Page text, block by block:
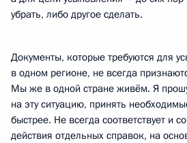
убрать, либо другое сделать.
Документы, которые требуются для
в одном регионе, не всегда
Мы же в одной стране живём. Я
на эту ситуацию, принять
быстрее. Не всегда соответствует и
действия отдельных справок, на